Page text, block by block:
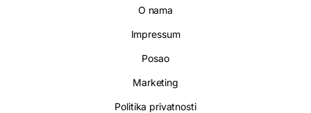
O nama
Impressum
Posao
Marketing
Politika privatnosti